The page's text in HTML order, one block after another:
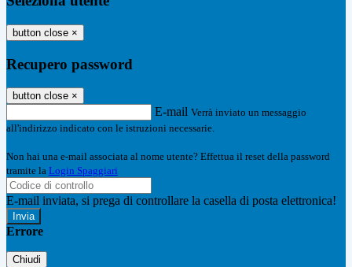
button close ×
Recupero password
button close ×
E-mail Verrà inviato un messaggio
all'indirizzo indicato con le istruzioni necessarie.
Non hai una e-mail associata al nome utente? Effettua il reset della password
tramite la Login Spaggiari
E-mail inviata, si prega di controllare la casella di posta elettronica!
Errore
Chiudi